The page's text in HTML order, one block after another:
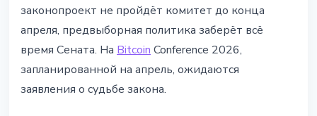
законопроект не пройдёт комитет до конца
апреля, предвыборная политика заберёт всё
время Сената. На Bitcoin Conference 2026,
запланированной на апрель, ожидаются
заявления о судьбе закона.